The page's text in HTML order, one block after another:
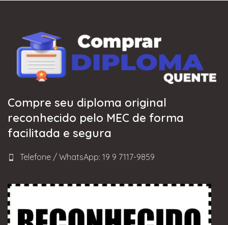
Compre seu diploma original
reconhecido pelo MEC de forma
facilitada e segura
Telefone / WhatsApp: 19 9 7117-9859